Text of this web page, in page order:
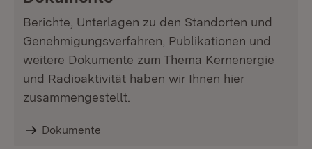
Berichte, Unterlagen zu den Standorten und
Genehmigungsverfahren, Publikationen und
weitere Dokumente zum Thema Kernenergie
und Radioaktivität haben wir Ihnen hier
zusammengestellt.
Dokumente